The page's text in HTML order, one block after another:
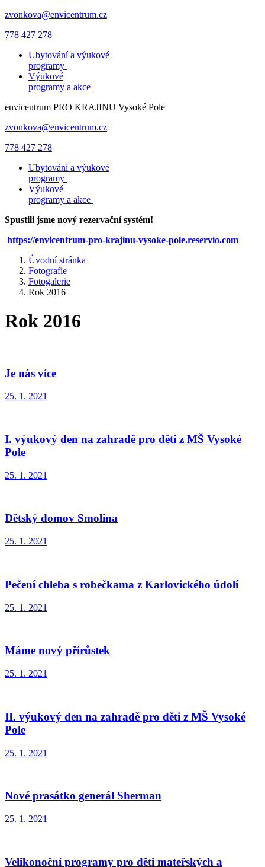
zvonkova@envicentrum.cz
778 427 278
Ubytování a výukové
programy
Výukové
programy a akce
envicentrum PRO KRAJINU Vysoké Pole
zvonkova@envicentrum.cz
778 427 278
Ubytování a výukové
programy
Výukové
programy a akce
Spustili jsme nový rezervační systém!
https://envicentrum-pro-krajinu-vysoke-pole.reservio.com
Úvodní stránka
Fotografie
Fotogalerie
Rok 2016
Rok 2016
Je nás více
25. 1. 2021
I. výukový den na zahradě pro děti z MŠ Vysoké
Pole
25. 1. 2021
Dětský domov Smolina
25. 1. 2021
Pečení chleba s robečkama z Karlovického údolí
25. 1. 2021
Máme nový přírůstek
25. 1. 2021
II. výukový den na zahradě pro děti z MŠ Vysoké
Pole
25. 1. 2021
Nové prasátko generál Sherman
25. 1. 2021
Velikonoční programy pro děti mateřských a